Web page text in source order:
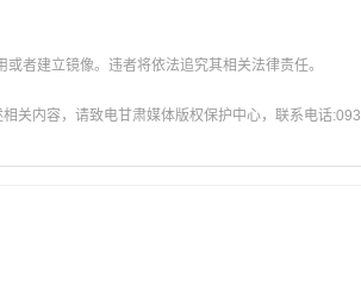
者建立镜像。违者将依法追究其相关法律责任。
关内容，请致电甘肃媒体版权保护中心，联系电话